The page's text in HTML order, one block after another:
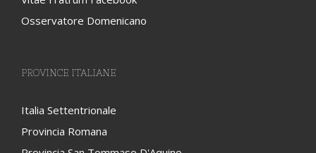
Vitae Fratrum Facebook
Osservatore Domenicano
Italia Settentrionale
Provincia Romana